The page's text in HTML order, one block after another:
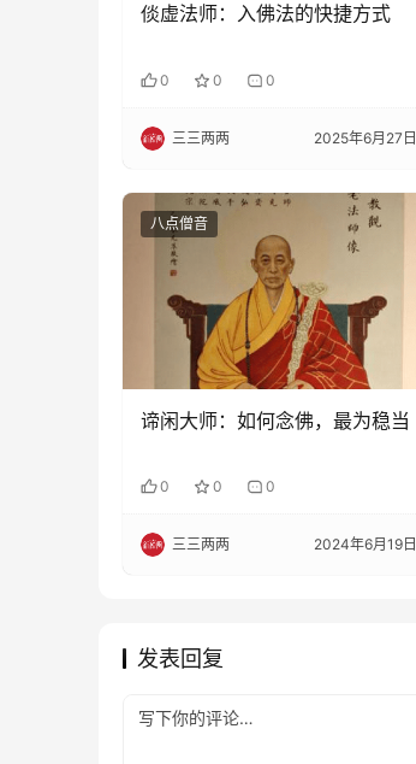
倓虚法师：入佛法的快捷方式
0 0 0
三三两两 2025年6月27日
八点僧音
谛闲大师：如何念佛，最为稳当
0 0 0
三三两两 2024年6月19日
发表回复